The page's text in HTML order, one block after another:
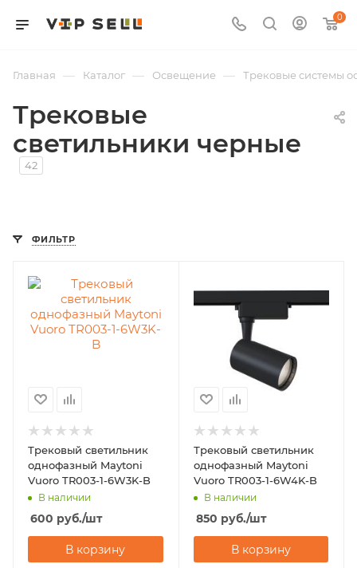
0
Главная — Каталог — Освещение — Трековые системы
Трековые
светильники черные
42
ФИЛЬТР
Трековый светильник
однофазный Maytoni
Vuoro TR003-1-6W3K-B
В наличии
600 руб./шт
В корзину
Трековый светильник
однофазный Maytoni
Vuoro TR003-1-6W4K-B
В наличии
850 руб./шт
В корзину